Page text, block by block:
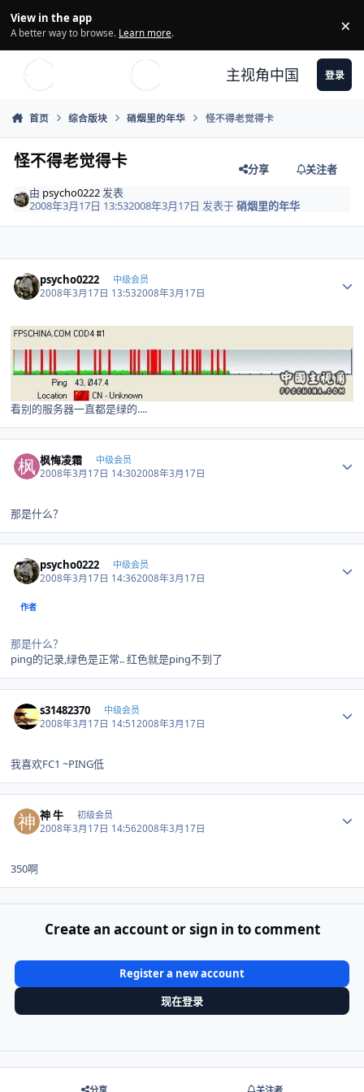
View in the app
A better way to browse. Learn more. ×
主视角中国 登录
首页 综合版块 硝烟里的年华 怪不得老觉得卡
怪不得老觉得卡 分享
关注者
由 psycho0222 发表
2008年3月17日 13:532008年3月17日 发表于硝烟里的年华
psycho0222 中级会员
2008年3月17日 13:532008年3月17日
看别的服务器一直都是绿的....
枫悔凌霜 中级会员
2008年3月17日 14:302008年3月17日
那是什么？
psycho0222 中级会员
2008年3月17日 14:362008年3月17日
作者
那是什么？
ping的记录,绿色是正常.. 红色就是ping不到了
s31482370 中级会员
2008年3月17日 14:512008年3月17日
我喜欢FC1 ~PING低
神 牛 初级会员
2008年3月17日 14:562008年3月17日
350啊
Create an account or sign in to comment
Register a new account
现在登录